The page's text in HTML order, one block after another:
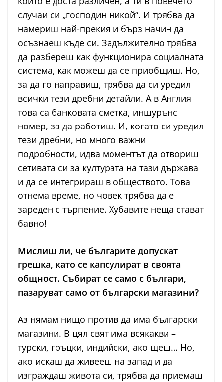
случаи си „господин никой“. И трябва да
намериш най-прекия и бърз начин да
осъзнаеш къде си. Задължително трябва
да разбереш как функционира социалната
система, как можеш да се приобщиш. Но,
за да го направиш, трябва да си уредил
всички тези дребни детайли. А в Англия
това са банковата сметка, иншурънс
номер, за да работиш. И, когато си уредил
тези дребни, но много важни
подробности, идва моментът да отвориш
сетивата си за културата на тази държава
и да се интегрираш в обществото. Това
отнема време, но човек трябва да е
зареден с търпение. Хубавите неща стават
бавно!
Мислиш ли, че българите допускат
грешка, като се капсулират в своята
общност. Събират се само с българи,
пазаруват само от български магазини?
Аз нямам нищо против да има български
магазини. В цял свят има всякакви –
турски, гръцки, индийски, ако щеш… Но,
ако искаш да живееш на запад и да
изграждаш живота си, трябва да приемаш